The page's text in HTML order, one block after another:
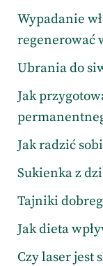
Wypadanie
regenerować
Ubrania do
Jak
Jak radzić
Sukienka z
Tajniki
Jak dieta
Czy laser jest